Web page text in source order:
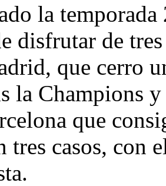
la
disfrutar de
que cerro
la Champions
que
tres casos,